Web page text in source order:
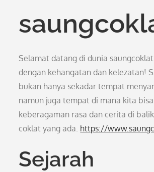
Selamat datang di dunia
dengan kehangatan dan kelezatan!
bukan hanya sekadar tempat
namun juga tempat di mana kita
keberagaman rasa dan cerita di
coklat yang ada. https://
Sejarah